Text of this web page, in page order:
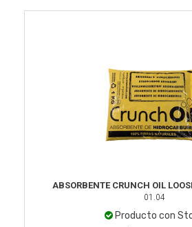
ABSORBENTE CRUNCH OIL
01.04
Producto con